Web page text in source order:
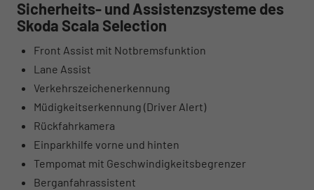
Sicherheits- und Assistenzsysteme des
Skoda Scala Selection
Front Assist mit Notbremsfunktion
Lane Assist
Verkehrszeichenerkennung
Müdigkeitserkennung (Driver Alert)
Rückfahrkamera
Einparkhilfe vorne und hinten
Tempomat mit Geschwindigkeitsbegrenzer
Berganfahrassistent